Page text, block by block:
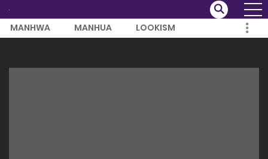
MANHWA MANHUA LOOKISM